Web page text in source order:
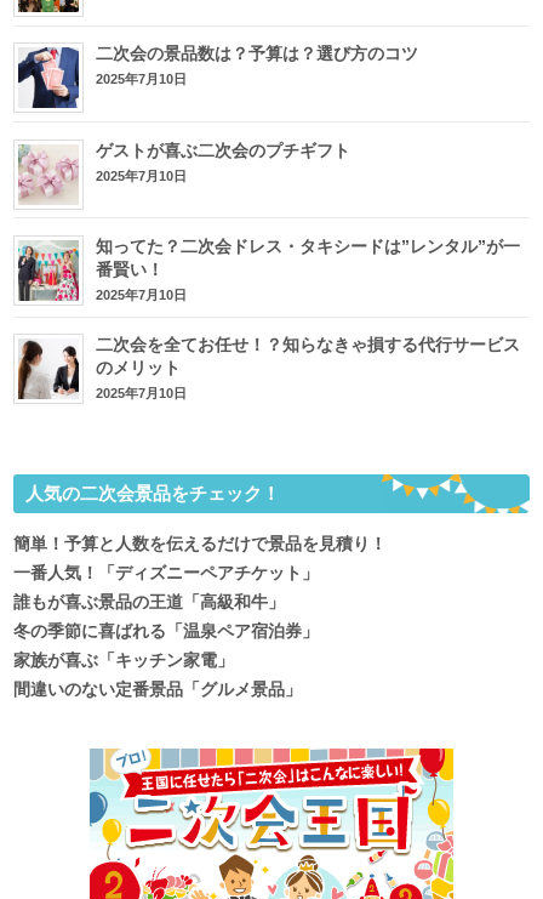
二次会の景品数は？予算は？選び方のコツ
2025年7月10日
ゲストが喜ぶ二次会のプチギフト
2025年7月10日
知ってた？二次会ドレス・タキシードは”レンタル”が一
番賢い！
2025年7月10日
二次会を全てお任せ！？知らなきゃ損する代行サービス
のメリット
2025年7月10日
人気の二次会景品をチェック！
簡単！予算と人数を伝えるだけで景品を見積り！
一番人気！「ディズニーペアチケット」
誰もが喜ぶ景品の王道「高級和牛」
冬の季節に喜ばれる「温泉ペア宿泊券」
家族が喜ぶ「キッチン家電」
間違いのない定番景品「グルメ景品」